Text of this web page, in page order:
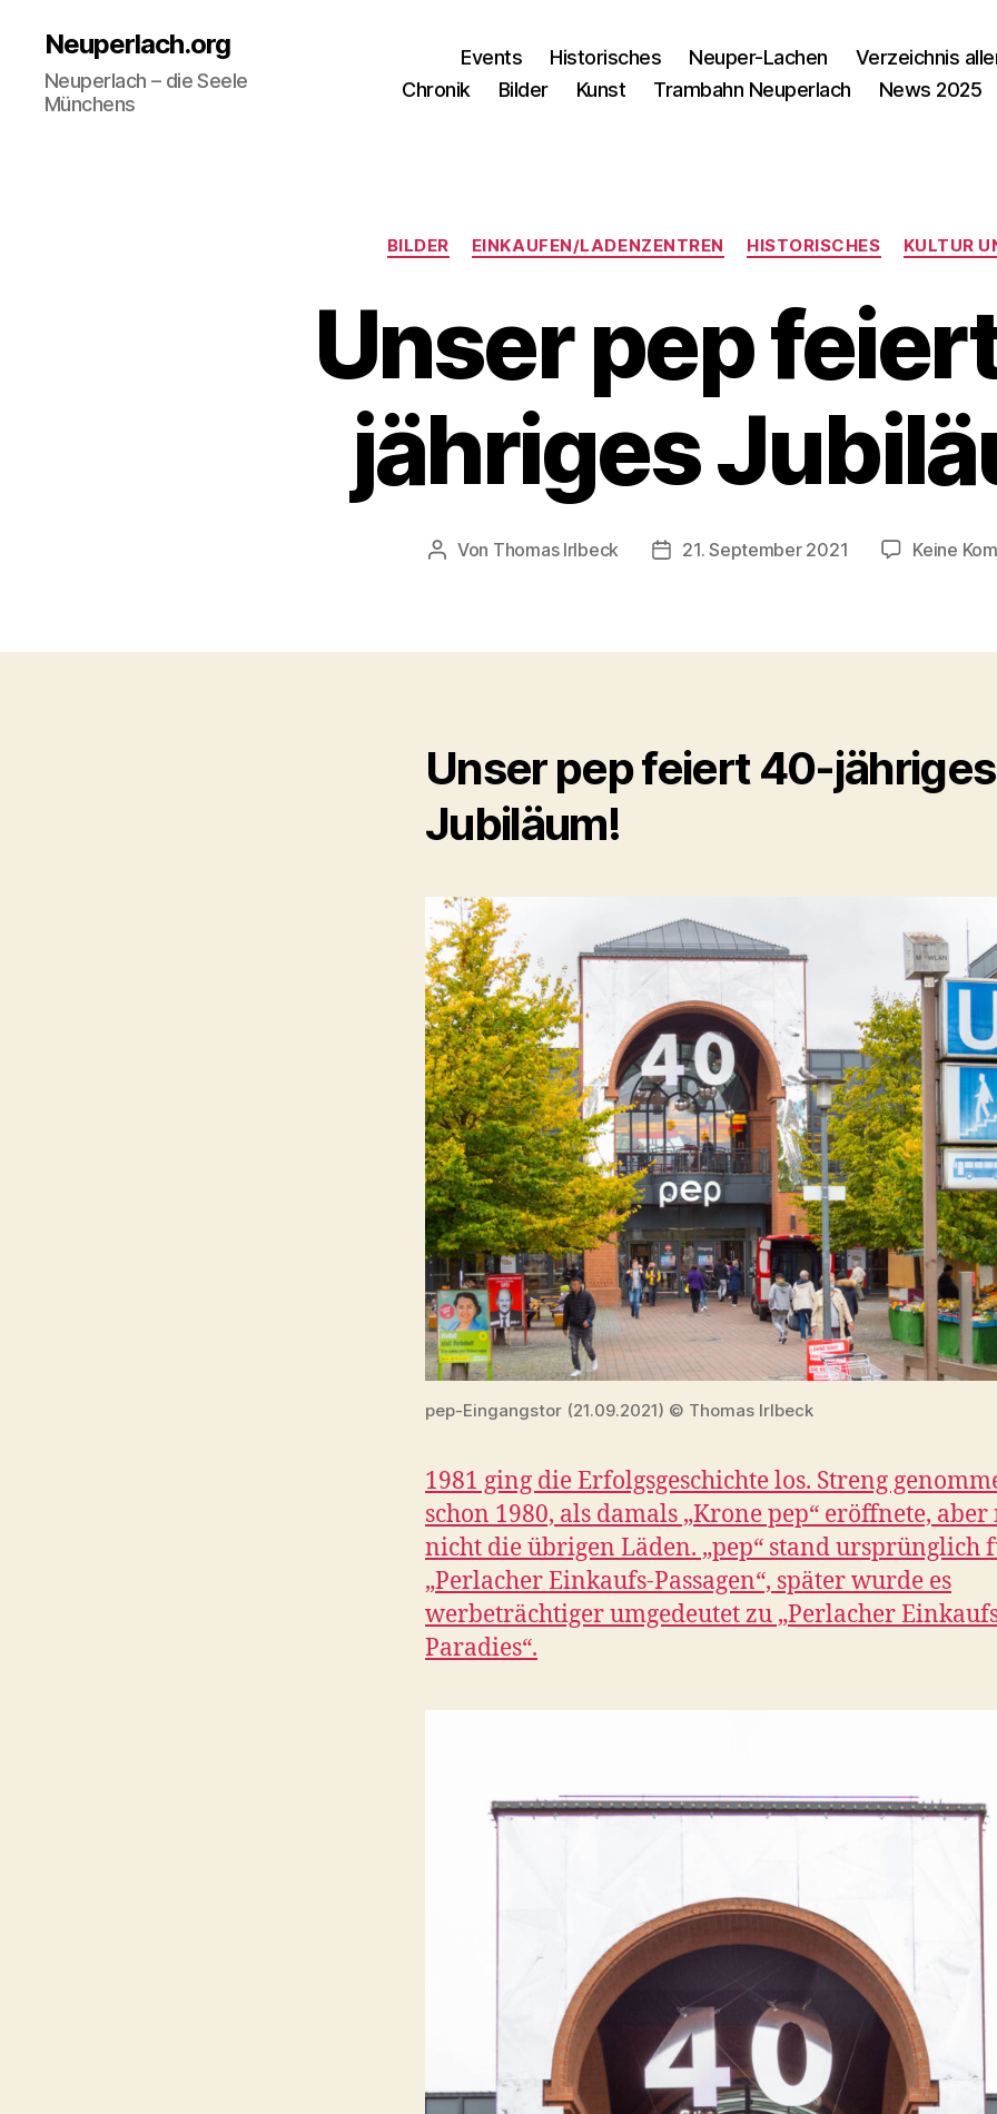
Neuperlach.org
Neuperlach – die Seele
Münchens
Events Historisches Neuper-Lachen
Verzeichnis
Chronik
Bilder Kunst Trambahn Neuperlach News 2025
Kategorien
BILDER EINKAUFEN/LADENZENTREN HISTORISCHES KULTUR
Unser pep
jähriges
Beitragsautor
Von Thomas Irlbeck Veröffentlichungsdatum
21. September 2021 Keine
Unser pep feiert 40-jähriges
Jubiläum!
pep-Eingangstor (21.09.2021) © Thomas Irlbeck
1981 ging die Erfolgsgeschichte los. Streng
schon 1980, als damals „Krone pep“ eröffnete, aber
nicht die übrigen Läden. „pep“ stand ursprünglich
„Perlacher Einkaufs-Passagen“, später wurde es
werbeträchtiger umgedeutet zu „Perlacher
Paradies“.